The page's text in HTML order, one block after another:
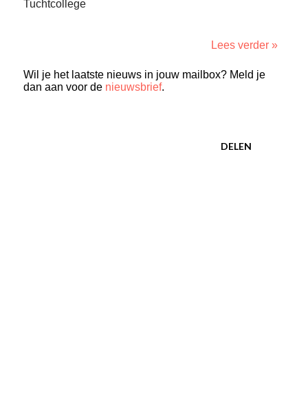
Tuchtcollege
Lees verder »
Wil je het laatste nieuws in jouw mailbox? Meld je
dan aan voor de nieuwsbrief.
DELEN